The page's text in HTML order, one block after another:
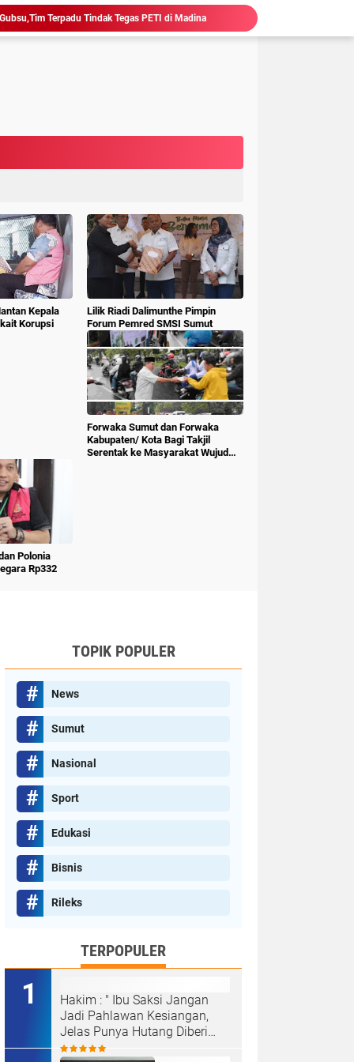
dan Sita Dokumen BLUD RSUD Dr Pirngadi
Sekolah, Rawan Korupsi
Kepala
Korupsi
Lilik Riadi Dalimunthe Pimpin
Forum Pemred SMSI Sumut
Forwaka Sumut dan Forwaka
Kabupaten/ Kota Bagi Takjil
Serentak ke Masyarakat Wujud
Polonia
Rp332
TOPIK POPULER
News
Sumut
Nasional
Sport
Edukasi
Bisnis
Rileks
TERPOPULER
Hakim : " Ibu Saksi Jangan
Jadi Pahlawan Kesiangan,
Jelas Punya Hutang Diberi
Barang Lagi